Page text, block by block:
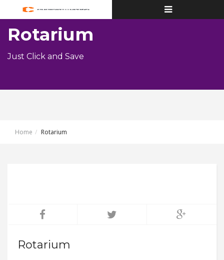
Toggle
navigation
Rotarium
Just Click and Save
Home Rotarium
Rotarium